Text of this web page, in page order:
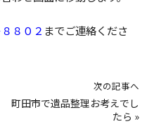
８０２ までご連絡くださ
次の記事へ
町田市で遺品整理お考えでし
たら »